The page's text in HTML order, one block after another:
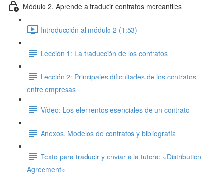
Módulo 2. Aprende a traducir contratos mercantiles
Introducción al módulo 2 (1:53)
Lección 1: La traducción de los contratos
Lección 2: Principales dificultades de los contratos
entre empresas
Vídeo: Los elementos esenciales de un contrato
Anexos. Modelos de contratos y bibliografía
Texto para traducir y enviar a la tutora: «Distribution
Agreement»